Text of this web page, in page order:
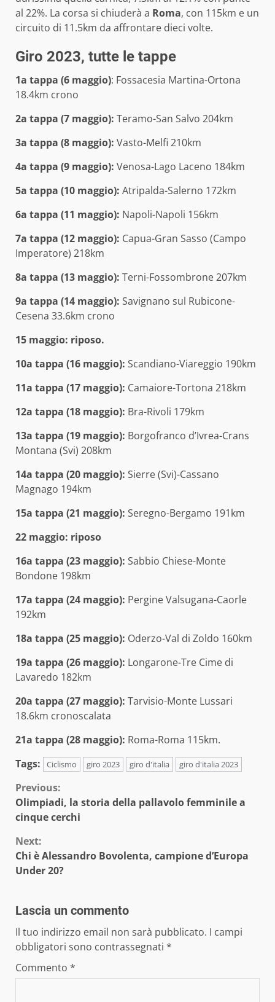
al 22%. La corsa si chiuderà a Roma, con 115km e un
circuito di 11.5km da affrontare dieci volte.
Giro 2023, tutte le tappe
1a tappa (6 maggio): Fossacesia Martina-Ortona
18.4km crono
2a tappa (7 maggio): Teramo-San Salvo 204km
3a tappa (8 maggio): Vasto-Melfi 210km
4a tappa (9 maggio): Venosa-Lago Laceno 184km
5a tappa (10 maggio): Atripalda-Salerno 172km
6a tappa (11 maggio): Napoli-Napoli 156km
7a tappa (12 maggio): Capua-Gran Sasso (Campo
Imperatore) 218km
8a tappa (13 maggio): Terni-Fossombrone 207km
9a tappa (14 maggio): Savignano sul Rubicone-
Cesena 33.6km crono
15 maggio: riposo.
10a tappa (16 maggio): Scandiano-Viareggio 190km
11a tappa (17 maggio): Camaiore-Tortona 218km
12a tappa (18 maggio): Bra-Rivoli 179km
13a tappa (19 maggio): Borgofranco d’Ivrea-Crans
Montana (Svi) 208km
14a tappa (20 maggio): Sierre (Svi)-Cassano
Magnago 194km
15a tappa (21 maggio): Seregno-Bergamo 191km
22 maggio: riposo
16a tappa (23 maggio): Sabbio Chiese-Monte
Bondone 198km
17a tappa (24 maggio): Pergine Valsugana-Caorle
192km
18a tappa (25 maggio): Oderzo-Val di Zoldo 160km
19a tappa (26 maggio): Longarone-Tre Cime di
Lavaredo 182km
20a tappa (27 maggio): Tarvisio-Monte Lussari
18.6km cronoscalata
21a tappa (28 maggio): Roma-Roma 115km.
Tags:
Ciclismo giro 2023 giro d'italia giro d'italia 2023
Continue
Reading
Previous:
Olimpiadi, la storia della pallavolo femminile a
cinque cerchi
Next:
Chi è Alessandro Bovolenta, campione d’Europa
Under 20?
Lascia un commento
Il tuo indirizzo email non sarà pubblicato. I campi
obbligatori sono contrassegnati *
Commento *